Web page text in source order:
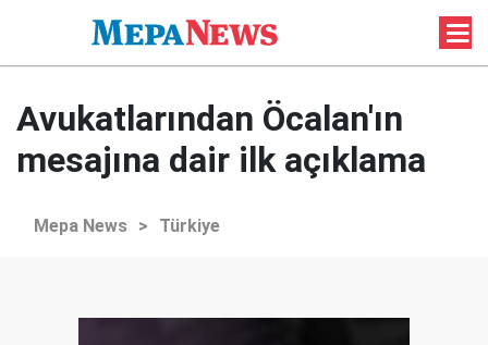
Avukatlarından Öcalan'ın
mesajına dair ilk açıklama
Mepa News > Türkiye